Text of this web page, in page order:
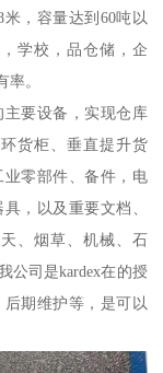
，容量达到60吨以
学校，品仓储，企
。
要设备，实现仓库
货柜、垂直提升货
零部件、备件，电
，以及重要文档、
、烟草、机械、石
公司是kardex在的授
期维护等，是可以